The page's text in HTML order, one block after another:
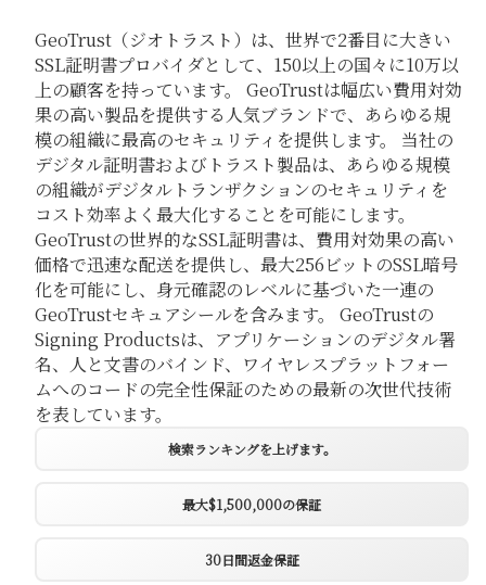
GeoTrust（ジオトラスト）は、世界で2番目に大きい
SSL証明書プロバイダとして、150以上の国々に10万以
上の顧客を持っています。 GeoTrustは幅広い費用対効
果の高い製品を提供する人気ブランドで、あらゆる規
模の組織に最高のセキュリティを提供します。 当社の
デジタル証明書およびトラスト製品は、あらゆる規模
の組織がデジタルトランザクションのセキュリティを
コスト効率よく最大化することを可能にします。
GeoTrustの世界的なSSL証明書は、費用対効果の高い
価格で迅速な配送を提供し、最大256ビットのSSL暗号
化を可能にし、身元確認のレベルに基づいた一連の
GeoTrustセキュアシールを含みます。 GeoTrustの
Signing Productsは、アプリケーションのデジタル署
名、人と文書のバインド、ワイヤレスプラットフォー
ムへのコードの完全性保証のための最新の次世代技術
を表しています。
検索ランキングを上げます。
最大$1,500,000の保証
30日間返金保証